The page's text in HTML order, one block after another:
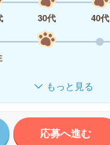
30代 40代
もっと見る
応募へ進む